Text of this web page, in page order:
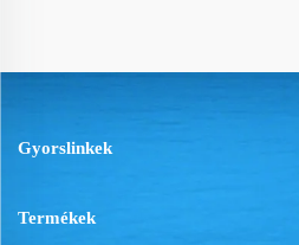
Gyorslinkek
Termékek